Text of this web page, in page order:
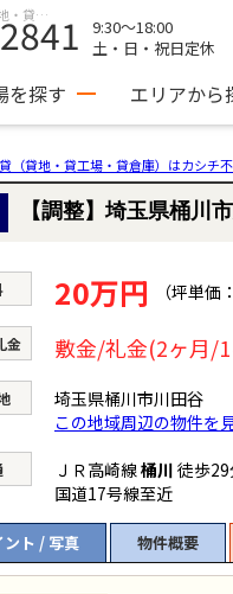
【調整】埼玉県桶川市大字川田谷 約423坪 埼玉県桶川市川田谷｜20万円の土地｜貸地・貸土地・借地・事業用地情報
9:30～18:00
土・日・祝日定休
を探す エリアから
（貸地・貸工場・貸倉庫）はカシチ
【調整】埼玉県桶川
20万円
金 敷金/礼金(2ヶ月/
埼玉県桶川市川田谷
この地域周辺の物件を
ＪＲ高崎線桶川 徒歩
国道17号線至近
ント / 写真 物件概要